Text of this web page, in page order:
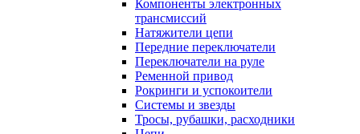
Компоненты электронных
трансмиссий
Натяжители цепи
Передние переключатели
Переключатели на руле
Ременной привод
Рокринги и успокоители
Системы и звезды
Тросы, рубашки, расходники